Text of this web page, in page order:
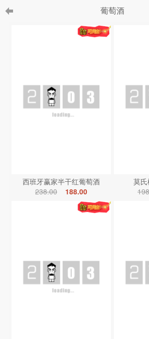
葡萄酒
西班牙赢家半干红葡萄酒
238.00
188.00
莫